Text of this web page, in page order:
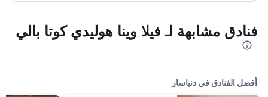
فنادق مشابهة لـ فيلا وينا هوليدي كوتا بالي
أفضل الفنادق في دنباسار